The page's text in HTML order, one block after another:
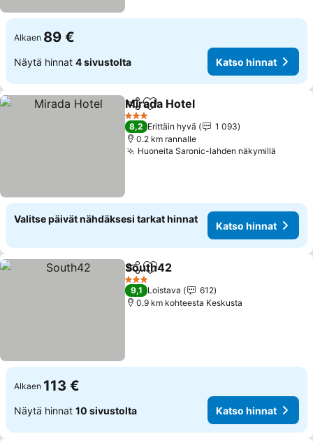
Alkaen 89 €
Näytä hinnat 4 sivustolta Katso hinnat
Jaa Lisää suosikkeihin
Mirada Hotel
3 Tähtiluokitus
8,2 Erittäin hyvä
1 093
0.2 km rannalle
Huoneita Saronic-lahden näkymillä
Valitse päivät nähdäksesi tarkat hinnat
Katso hinnat
Jaa Lisää suosikkeihin
South42
3 Tähtiluokitus
9,1 Loistava
612
0.9 km kohteesta Keskusta
Alkaen 113 €
Näytä hinnat 10 sivustolta Katso hinnat